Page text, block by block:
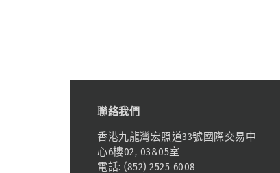
聯絡我們
香港九龍灣宏照道33號國際交易中
心6樓02, 03&05室
電話: (852) 2525 6008